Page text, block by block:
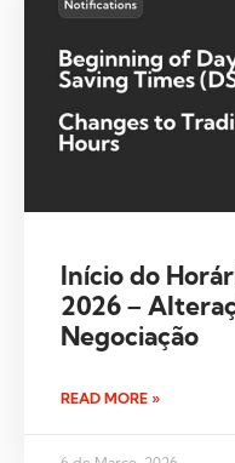
Início do
2026 –
Negociação
READ MORE »